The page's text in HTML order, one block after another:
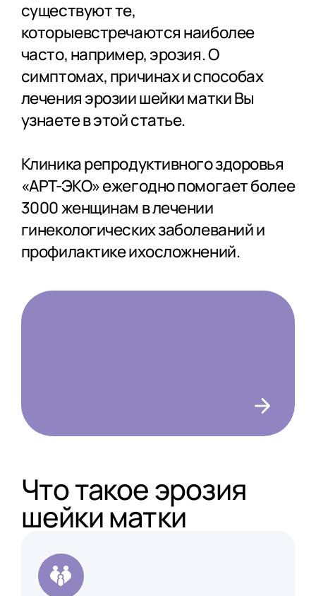
существуют те,
которыевстречаются наиболее
часто, например, эрозия. О
симптомах, причинах и способах
лечения эрозии шейки матки Вы
узнаете в этой статье.
Клиника репродуктивного здоровья
«АРТ-ЭКО» ежегодно помогает более
3000 женщинам в лечении
гинекологических заболеваний и
профилактике ихосложнений.
Что такое эрозия
шейки матки